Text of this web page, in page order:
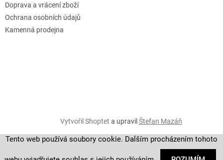
Tento web používá soubory cookie. Dalším procházením tohoto
Doprava a vrácení zboží
Ochrana osobních údajů
Kamenná prodejna
Vytvořil Shoptet a upravil Štefan Mazáň
. Všechna práva vyhrazena.